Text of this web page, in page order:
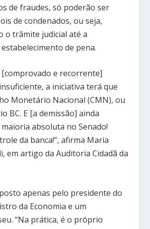
de fraudes, só poderão ser
de condenados, ou seja,
o trâmite judicial até a
de pena.
[comprovado e recorrente]
a iniciativa terá que
Monetário Nacional (CMN), ou
BC. E [a demissão] ainda
absoluta no Senado!
da banca!”, afirma Maria
em artigo da Auditoria Cidadã da
apenas pelo presidente do
da Economia e um
“Na prática, é o próprio